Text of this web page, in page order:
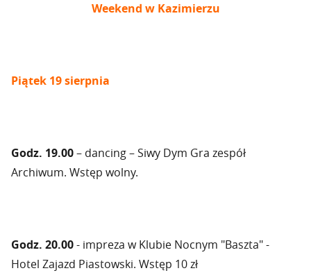
Weekend w Kazimierzu
Piątek 19 sierpnia
Godz. 19.00– dancing – Siwy Dym Gra zespół
Archiwum. Wstęp wolny.
Godz. 20.00- impreza w Klubie Nocnym "Baszta" -
Hotel Zajazd Piastowski. Wstęp 10 zł